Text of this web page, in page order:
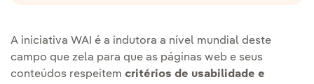
A iniciativa WAI é a indutora a nível mundial deste
campo que zela para que as páginas web e seus
conteúdos respeitem critérios de usabilidade e